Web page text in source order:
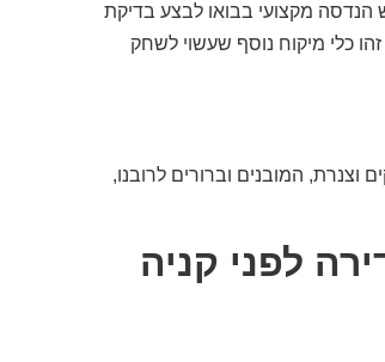
מקצועי בבואו לבצע בדיקת
כלי מיקוח נוסף שעשוי לשחק
וצנרת, המובנים וברורים לרובנו,
לפני קניה